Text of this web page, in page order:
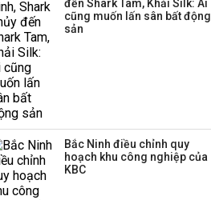
đến Shark Tam, Khải Silk: Ai
cũng muốn lấn sân bất động
sản
Bắc Ninh điều chỉnh quy
hoạch khu công nghiệp của
KBC